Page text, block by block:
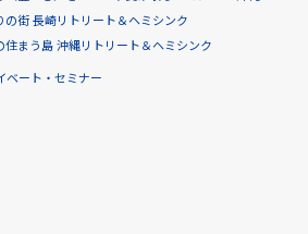
の街 長崎リトリート＆ヘミシンク
住まう島 沖縄リトリート＆ヘミシンク
ベート・セミナー